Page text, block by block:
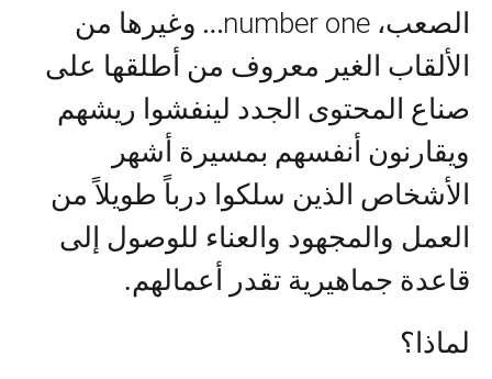
الصعب، number one… وغيرها من
الألقاب الغير معروف من أطلقها على
صناع المحتوى الجدد لينفشوا ريشهم
ويقارنون أنفسهم بمسيرة أشهر
الأشخاص الذين سلكوا درباً طويلاً من
العمل والمجهود والعناء للوصول إلى
قاعدة جماهيرية تقدر أعمالهم.
لماذا؟